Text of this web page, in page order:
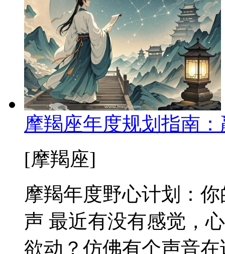
摩羯座年度规划指南
[摩羯座]
摩羯年度野心计划：
声 最近有没有感觉，
欲动？仿佛有个声音